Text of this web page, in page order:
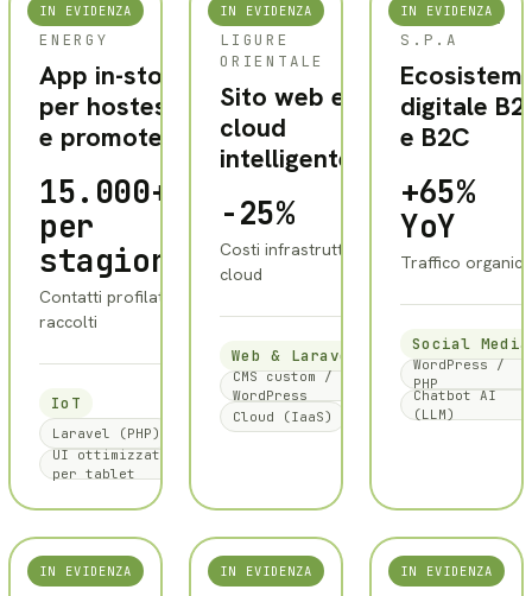
IN EVIDENZA
ALPERIA
ENERGY
App in-store
per hostess
e promoter
15.000+
per
stagione
Contatti profilati
raccolti
IoT
Laravel (PHP)
UI ottimizzata
per tablet
IN EVIDENZA
ADSP MAR
LIGURE
ORIENTALE
Sito web e
cloud
intelligente
-25%
Costi infrastruttura
cloud
Web & Laravel
CMS custom /
WordPress
Cloud (IaaS)
IN EVIDENZA
FRASCHERI
S.P.A
digitale
e B2C
+65%
YoY
Traffico organico
Social Media
WordPress /
PHP
Chatbot AI
(LLM)
IN EVIDENZA
MBDA IN EVIDENZA
MBDA IN EVIDENZA
SISALSISAL